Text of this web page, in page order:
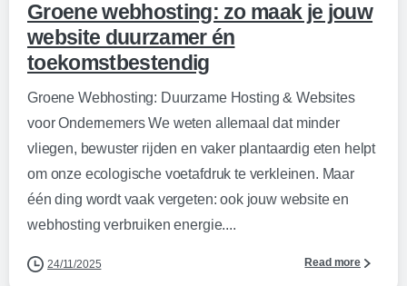
Groene webhosting: zo maak je jouw
website duurzamer én
toekomstbestendig
Groene Webhosting: Duurzame Hosting & Websites
voor Ondernemers We weten allemaal dat minder
vliegen, bewuster rijden en vaker plantaardig eten helpt
om onze ecologische voetafdruk te verkleinen. Maar
één ding wordt vaak vergeten: ook jouw website en
webhosting verbruiken energie....
24/11/2025 Read more